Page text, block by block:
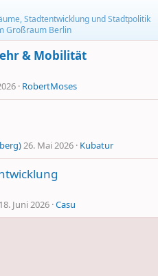
Stadtentwicklung und Stadtpolitik
Großraum Berlin
& Mobilität
RobertMoses
26. Mai 2026 Kubatur
18. Juni 2026 Casu